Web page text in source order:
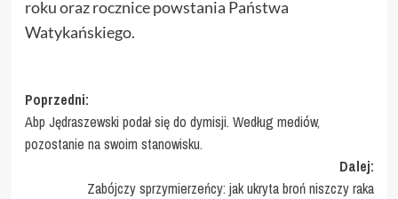
roku oraz rocznice powstania Państwa
Watykańskiego.
Zobacz
wpisy
Poprzedni:
Abp Jędraszewski podał się do dymisji. Według mediów,
pozostanie na swoim stanowisku.
Dalej:
Zabójczy sprzymierzeńcy: jak ukryta broń niszczy raka